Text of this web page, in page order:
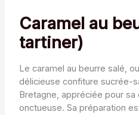
Caramel au
tartiner)
Le caramel au beurre salé,
délicieuse confiture sucrée-
Bretagne, appréciée pour
onctueuse. Sa préparation